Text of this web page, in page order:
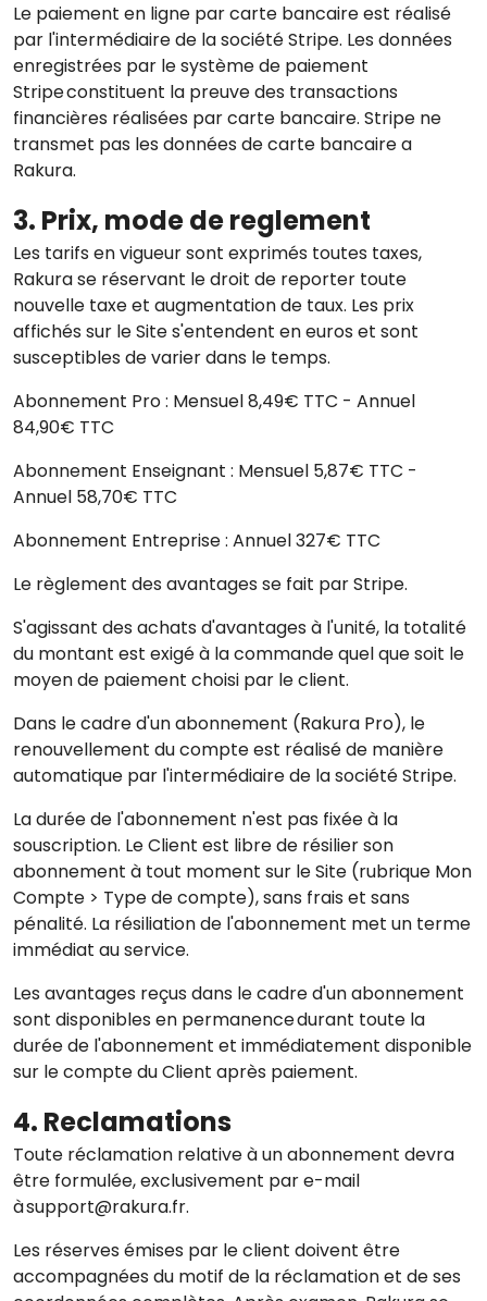
Le paiement en ligne par carte bancaire est réalisé
par l'intermédiaire de la société Stripe. Les données
enregistrées par le système de paiement
Stripe constituent la preuve des transactions
financières réalisées par carte bancaire. Stripe ne
transmet pas les données de carte bancaire a
Rakura.
3. Prix, mode de reglement
Les tarifs en vigueur sont exprimés toutes taxes,
Rakura se réservant le droit de reporter toute
nouvelle taxe et augmentation de taux. Les prix
affichés sur le Site s'entendent en euros et sont
susceptibles de varier dans le temps.
Abonnement Pro : Mensuel 8,49€ TTC - Annuel
84,90€ TTC
Abonnement Enseignant : Mensuel 5,87€ TTC -
Annuel 58,70€ TTC
Abonnement Entreprise : Annuel 327€ TTC
Le règlement des avantages se fait par Stripe.
S'agissant des achats d'avantages à l'unité, la totalité
du montant est exigé à la commande quel que soit le
moyen de paiement choisi par le client.
Dans le cadre d'un abonnement (Rakura Pro), le
renouvellement du compte est réalisé de manière
automatique par l'intermédiaire de la société Stripe.
La durée de l'abonnement n'est pas fixée à la
souscription. Le Client est libre de résilier son
abonnement à tout moment sur le Site (rubrique Mon
Compte > Type de compte), sans frais et sans
pénalité. La résiliation de l'abonnement met un terme
immédiat au service.
Les avantages reçus dans le cadre d'un abonnement
sont disponibles en permanence durant toute la
durée de l'abonnement et immédiatement disponible
sur le compte du Client après paiement.
4. Reclamations
Toute réclamation relative à un abonnement devra
être formulée, exclusivement par e-mail
à support@rakura.fr.
Les réserves émises par le client doivent être
accompagnées du motif de la réclamation et de ses